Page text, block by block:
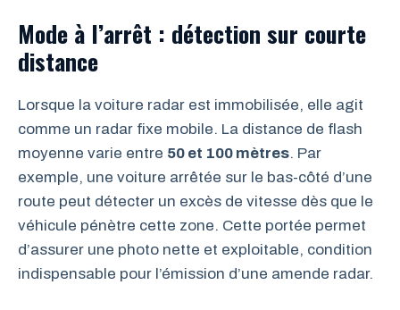
Mode à l’arrêt : détection sur courte
distance
Lorsque la voiture radar est immobilisée, elle agit
comme un radar fixe mobile. La distance de flash
moyenne varie entre 50 et 100 mètres. Par
exemple, une voiture arrêtée sur le bas-côté d’une
route peut détecter un excès de vitesse dès que le
véhicule pénètre cette zone. Cette portée permet
d’assurer une photo nette et exploitable, condition
indispensable pour l’émission d’une amende radar.